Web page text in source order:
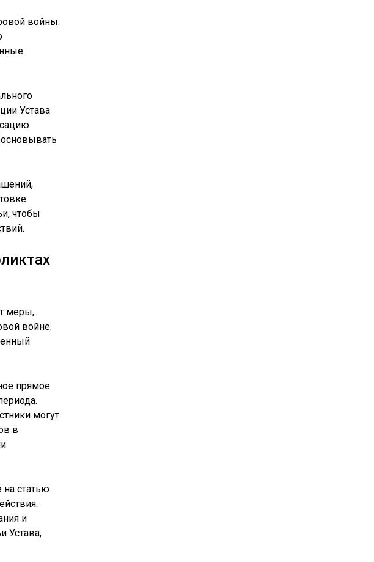
войны.
Устава
чтобы
меры,
войне.
прямое
могут
в
на статью
и
Устава,